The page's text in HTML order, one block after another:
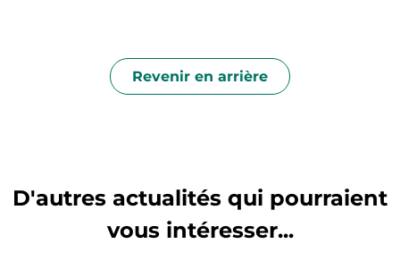
Revenir en arrière
D'autres actualités qui pourraient
vous intéresser...